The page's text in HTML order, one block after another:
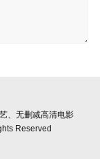
、无删减高清电影
Reserved